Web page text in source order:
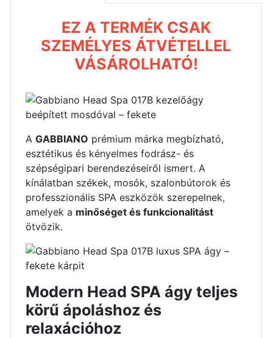
EZ A TERMÉK CSAK
SZEMÉLYES ÁTVÉTELLEL
VÁSÁROLHATÓ!
A GABBIANO prémium márka megbízható,
esztétikus és kényelmes fodrász- és
szépségipari berendezéseiről ismert. A
kínálatban székek, mosók, szalonbútorok és
professzionális SPA eszközök szerepelnek,
amelyek a minőséget és funkcionalitást
ötvözik.
Modern Head SPA ágy teljes
körű ápoláshoz és
relaxációhoz